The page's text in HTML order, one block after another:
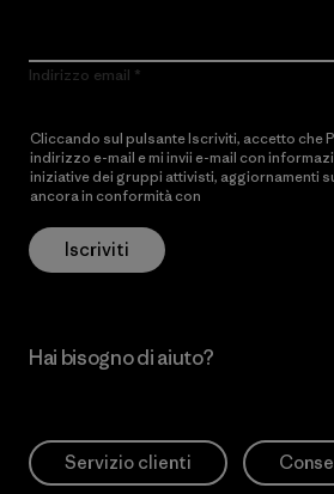
Indirizzo email
Cliccando sul pulsante Iscriviti, accetto che
indirizzo e-mail e mi invii e-mail con
iniziative dei gruppi attivisti, aggiornamenti
ancora in conformità con
Iscriviti
Hai bisogno di aiuto?
Servizio clienti